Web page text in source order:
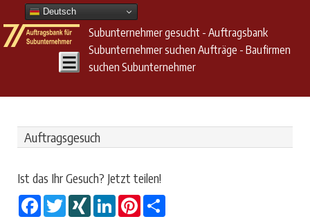
Deutsch
Subunternehmer gesucht - Auftragsbank
Subunternehmer suchen Aufträge - Baufirmen
suchen Subunternehmer
Auftragsgesuch
Ist das Ihr Gesuch? Jetzt teilen!
FacebookTwitterXING LinkedInPinterest